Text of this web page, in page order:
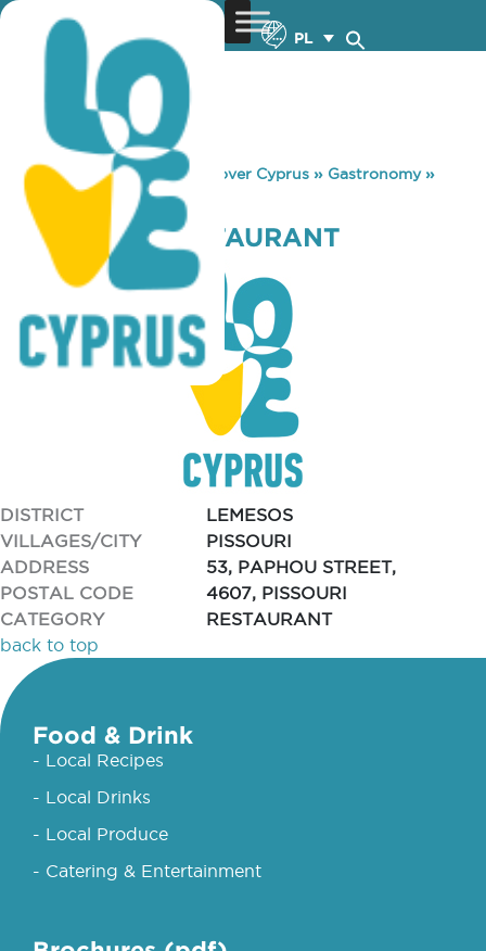
PL
You are here: Home »Discover Cyprus » Gastronomy»
PANGERAS RESTAURANT
PANGERAS RESTAURANT
DISTRICT
LEMESOS
VILLAGES/CITY
PISSOURI
ADDRESS
53, PAPHOU STREET,
POSTAL CODE
4607, PISSOURI
CATEGORY
RESTAURANT
back to top
Food & Drink
- Local Recipes
- Local Drinks
- Local Produce
- Catering & Entertainment